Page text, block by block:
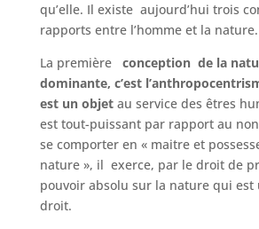
qu’elle. Il existe aujourd’hui trois
rapports entre l’homme et la nature.
La première
conception de la
dominante, c’est
est un objetau service des êtres
est tout-puissant par rapport au
se comporter en « maitre et
nature », il exerce, par le droit de
pouvoir absolu sur la nature qui est
droit.